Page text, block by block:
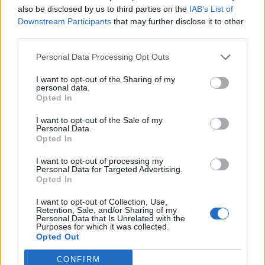
also be disclosed by us to third parties on the IAB’s List of
Downstream Participants that may further disclose it to other
Personal Data Processing Opt Outs
I want to opt-out of the Sharing of my
personal data.
Opted In
I want to opt-out of the Sale of my
Personal Data.
Opted In
I want to opt-out of processing my
Personal Data for Targeted Advertising.
Opted In
I want to opt-out of Collection, Use,
Retention, Sale, and/or Sharing of my
Personal Data that Is Unrelated with the
Purposes for which it was collected.
Opted Out
CONFIRM
Da tutta Italia in visita a Greccio
di Stefania Monaco «Non
m'importa un fico secco» è un
per tutta Italia.
30/12/2012
televisione e alla radio per
recuperare consensi in vista
della sfida con il Pd.
23/12/2012